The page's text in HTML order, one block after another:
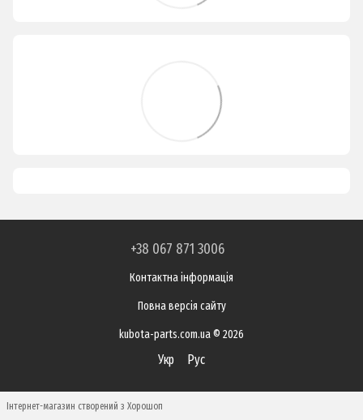
+38 067 871 3006
Контактна інформація
Повна версія сайту
kubota-parts.com.ua © 2026
Укр Рус
Інтернет-магазин створений з Хорошоп